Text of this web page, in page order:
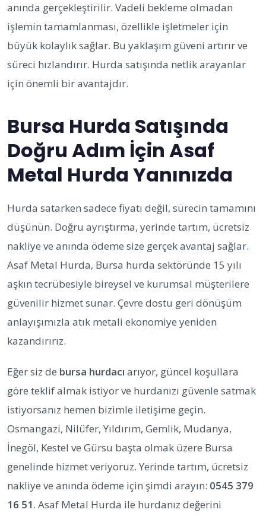
anında gerçekleştirilir. Vadeli bekleme olmadan
işlemin tamamlanması, özellikle işletmeler için
büyük kolaylık sağlar. Bu yaklaşım güveni artırır ve
süreci hızlandırır. Hurda satışında netlik arayanlar
için önemli bir avantajdır.
Bursa Hurda Satışında
Doğru Adım İçin Asaf
Metal Hurda Yanınızda
Hurda satarken sadece fiyatı değil, sürecin tamamını
düşünün. Doğru ayrıştırma, yerinde tartım, ücretsiz
nakliye ve anında ödeme size gerçek avantaj sağlar.
Asaf Metal Hurda, Bursa hurda sektöründe 15 yılı
aşkın tecrübesiyle bireysel ve kurumsal müşterilere
güvenilir hizmet sunar. Çevre dostu geri dönüşüm
anlayışımızla atık metali ekonomiye yeniden
kazandırırız.
Eğer siz de bursa hurdacı arıyor, güncel koşullara
göre teklif almak istiyor ve hurdanızı güvenle satmak
istiyorsanız hemen bizimle iletişime geçin.
Osmangazi, Nilüfer, Yıldırım, Gemlik, Mudanya,
İnegöl, Kestel ve Gürsu başta olmak üzere Bursa
genelinde hizmet veriyoruz. Yerinde tartım, ücretsiz
nakliye ve anında ödeme için şimdi arayın: 0545 379
16 51. Asaf Metal Hurda ile hurdanız değerini